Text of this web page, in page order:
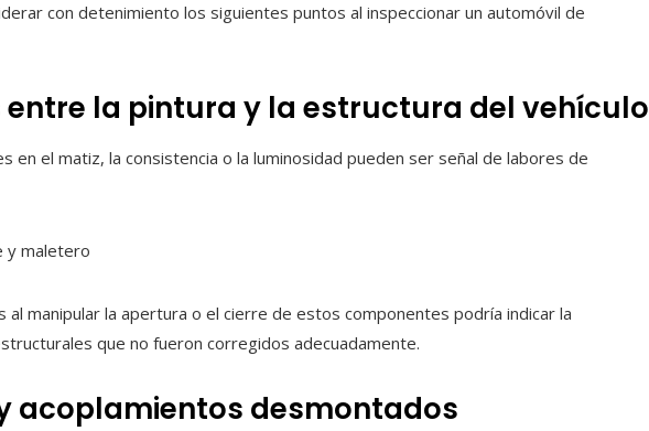
con detenimiento los siguientes puntos al inspeccionar un automóvil de
entre la pintura y la estructura del vehículo
en el matiz, la consistencia o la luminosidad pueden ser señal de labores de
y maletero
al manipular la apertura o el cierre de estos componentes podría indicar la
que no fueron corregidos adecuadamente.
acoplamientos desmontados